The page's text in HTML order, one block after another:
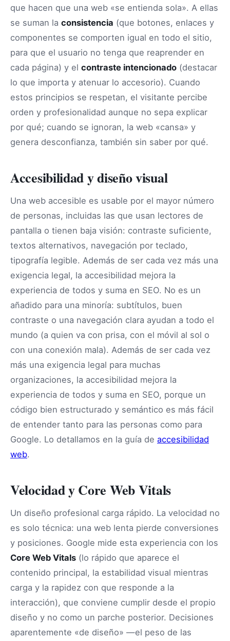
que hacen que una web «se entienda sola». A ellas
se suman la consistencia (que botones, enlaces y
componentes se comporten igual en todo el sitio,
para que el usuario no tenga que reaprender en
cada página) y el contraste intencionado (destacar
lo que importa y atenuar lo accesorio). Cuando
estos principios se respetan, el visitante percibe
orden y profesionalidad aunque no sepa explicar
por qué; cuando se ignoran, la web «cansa» y
genera desconfianza, también sin saber por qué.
Accesibilidad y diseño visual
Una web accesible es usable por el mayor número
de personas, incluidas las que usan lectores de
pantalla o tienen baja visión: contraste suficiente,
textos alternativos, navegación por teclado,
tipografía legible. Además de ser cada vez más una
exigencia legal, la accesibilidad mejora la
experiencia de todos y suma en SEO. No es un
añadido para una minoría: subtítulos, buen
contraste o una navegación clara ayudan a todo el
mundo (a quien va con prisa, con el móvil al sol o
con una conexión mala). Además de ser cada vez
más una exigencia legal para muchas
organizaciones, la accesibilidad mejora la
experiencia de todos y suma en SEO, porque un
código bien estructurado y semántico es más fácil
de entender tanto para las personas como para
Google. Lo detallamos en la guía de accesibilidad
web.
Velocidad y Core Web Vitals
Un diseño profesional carga rápido. La velocidad no
es solo técnica: una web lenta pierde conversiones
y posiciones. Google mide esta experiencia con los
Core Web Vitals (lo rápido que aparece el
contenido principal, la estabilidad visual mientras
carga y la rapidez con que responde a la
interacción), que conviene cumplir desde el propio
diseño y no como un parche posterior. Decisiones
aparentemente «de diseño» —el peso de las